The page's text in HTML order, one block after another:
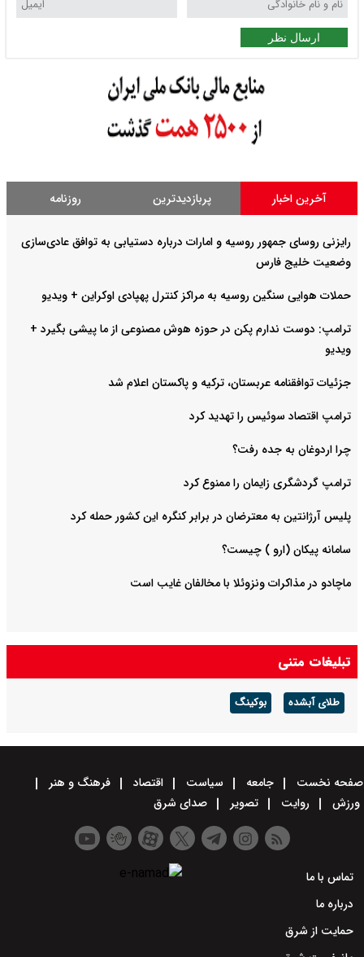
ارسال نظر
آخرین اخبار پربازدیدترین روزنامه
رایزنی روسای جمهور روسیه و امارات درباره دستیابی به توافق عادی‌سازی
وضعیت خلیج‌ فارس
حملات هوایی سنگین روسیه به مراکز کنترل پهپادی اوکراین + ویدیو
ترامپ: دوست ندارم پکن در حوزه هوش مصنوعی از ما پیشی بگیرد +
ویدیو
جزئیات توافقنامه عربستان، ترکیه و پاکستان اعلام شد
ترامپ اقتصاد سوئیس را تهدید کرد
چرا اردوغان به جده رفت؟
ترامپ گردشگری زایمان را ممنوع کرد
پلیس آرژانتین به معترضان در برابر کنگره این کشور حمله کرد
سامانه پیکان (ارو ) چیست؟
ماچادو در مذاکرات ونزوئلا با مخالفان غایب است
تبلیغات متنی
طلای آبشده بوکینگ
صفحه نخست جامعه سیاست اقتصاد
فرهنگ و هنر
ورزش
روایت تصویر صدای شرق
تماس با ما
درباره ما
حمایت از شرق